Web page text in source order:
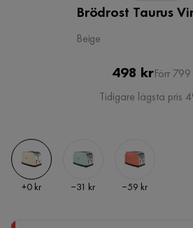
Brödrost Taurus
Beige
Pris
498 kr
Pris
Förr
Tidigare lägsta pris
Pris
+0 kr Pris
−31 kr Pris
−59 kr